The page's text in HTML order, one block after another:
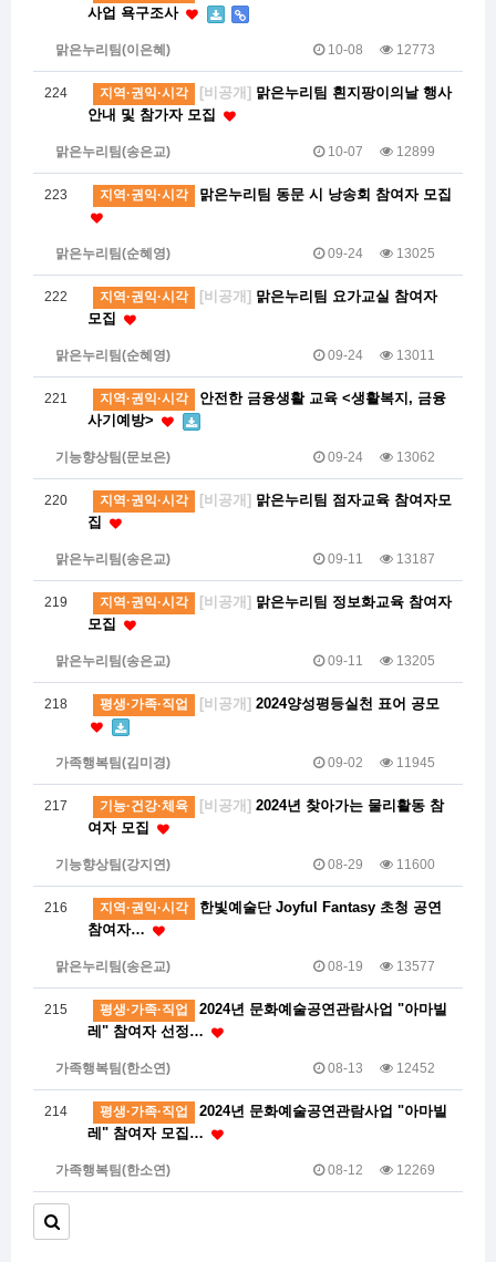
사업 욕구조사
맑은누리팀(이은혜) 12773
10-08
224 지역·권익·시각 [비공개] 맑은누리팀 흰지팡이의날 행사
안내 및 참가자 모집
맑은누리팀(송은교) 12899
10-07
223 지역·권익·시각 맑은누리팀 동문 시 낭송회 참여자 모집
맑은누리팀(순혜영) 13025
09-24
222 지역·권익·시각 [비공개] 맑은누리팀 요가교실 참여자
모집
맑은누리팀(순혜영) 13011
09-24
221 지역·권익·시각
안전한 금융생활 교육 <생활복지, 금융
사기예방>
기능향상팀(문보은) 13062
09-24
220 지역·권익·시각 [비공개] 맑은누리팀 점자교육 참여자모
집
맑은누리팀(송은교) 13187
09-11
219 지역·권익·시각 [비공개] 맑은누리팀 정보화교육 참여자
모집
맑은누리팀(송은교) 13205
09-11
218 평생·가족·직업 [비공개] 2024양성평등실천 표어 공모
가족행복팀(김미경) 11945
09-02
217 기능·건강·체육 [비공개] 2024년 찾아가는 물리활동 참
여자 모집
기능향상팀(강지연) 11600
08-29
216 지역·권익·시각
한빛예술단 Joyful Fantasy 초청 공연
참여자…
맑은누리팀(송은교) 13577
08-19
215 평생·가족·직업
2024년 문화예술공연관람사업 "아마빌
레" 참여자 선정…
가족행복팀(한소연) 12452
08-13
214 평생·가족·직업
2024년 문화예술공연관람사업 "아마빌
레" 참여자 모집…
가족행복팀(한소연) 12269
08-12